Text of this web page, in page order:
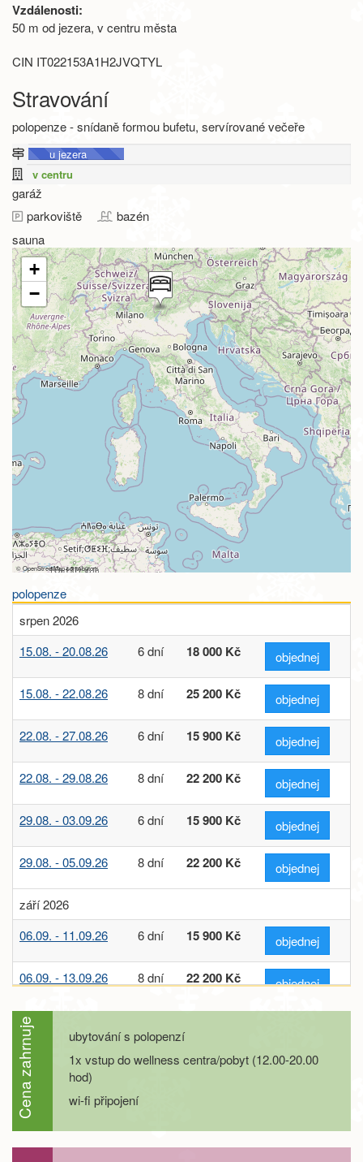
Vzdálenosti:
50 m od jezera, v centru města
CIN IT022153A1H2JVQTYL
Stravování
polopenze - snídaně formou bufetu, servírované večeře
u jezera
v centru
garáž
parkoviště
bazén
sauna
+
−
©OpenStreetMapcontributors
polopenze
srpen 2026
15.08. - 20.08.26
6 dní 18 000 Kč objednej
15.08. - 22.08.26 8 dní 25 200 Kč objednej
22.08. - 27.08.26 6 dní 15 900 Kč objednej
22.08. - 29.08.26 8 dní 22 200 Kč objednej
29.08. - 03.09.26 6 dní 15 900 Kč objednej
29.08. - 05.09.26 8 dní 22 200 Kč objednej
září 2026
06.09. - 11.09.26
6 dní 15 900 Kč objednej
06.09. - 13.09.26 8 dní 22 200 Kč objednej
12.09. - 17.09.26
12.09. - 19.09.26 8 dní 20 900 Kč objednej
20.09. - 25.09.26 6 dní
20.09. - 27.09.26 8 dní 20 900 Kč objednej
Cena zahrnuje
ubytování s polopenzí
1x vstup do wellness centra/pobyt (12.00-20.00
hod)
wi-fi připojení